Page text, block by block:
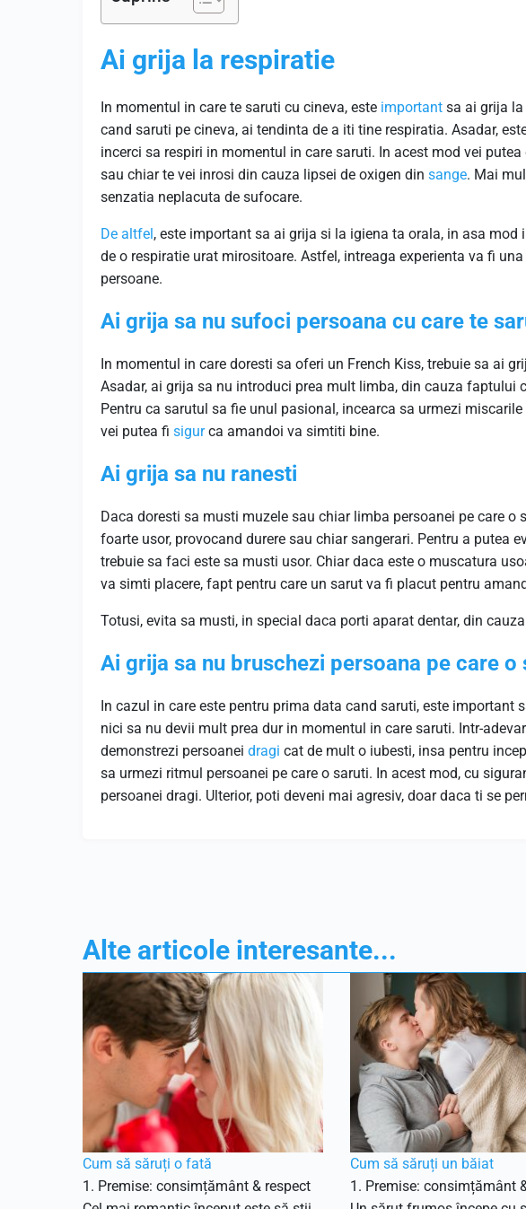
Ai grija la respiratie
In momentul in care te saruti cu cineva, este important sa ai grija la
cand saruti pe cineva, ai tendinta de a iti tine respiratia. Asadar,
incerci sa respiri in momentul in care saruti. In acest mod vei
sau chiar te vei inrosi din cauza lipsei de oxigen din sange. Mai
senzatia neplacuta de sufocare.
De altfel, este important sa ai grija si la igiena ta orala, in asa
de o respiratie urat mirositoare. Astfel, intreaga experienta va fi
persoane.
Ai grija sa nu sufoci persoana cu care te
In momentul in care doresti sa oferi un French Kiss, trebuie sa ai
Asadar, ai grija sa nu introduci prea mult limba, din cauza faptului
Pentru ca sarutul sa fie unul pasional, incearca sa urmezi
vei putea fi sigurca amandoi va simtiti bine.
Ai grija sa nu ranesti
Daca doresti sa musti muzele sau chiar limba persoanei pe care o
foarte usor, provocand durere sau chiar sangerari. Pentru a putea
trebuie sa faci este sa musti usor. Chiar daca este o muscatura
va simti placere, fapt pentru care un sarut va fi placut pentru
Totusi, evita sa musti, in special daca porti aparat dentar, din
Ai grija sa nu bruschezi persoana pe care o
In cazul in care este pentru prima data cand saruti, este important
nici sa nu devii mult prea dur in momentul in care saruti. Intr-
demonstrezi persoanei dragi cat de mult o iubesti, insa pentru
sa urmezi ritmul persoanei pe care o saruti. In acest mod, cu
persoanei dragi. Ulterior, poti deveni mai agresiv, doar daca ti se
Alte articole interesante...
Cum să săruți o fată
1. Premise: consimțământ & respect
Cum să săruți un băiat
1. Premise: consimțământ